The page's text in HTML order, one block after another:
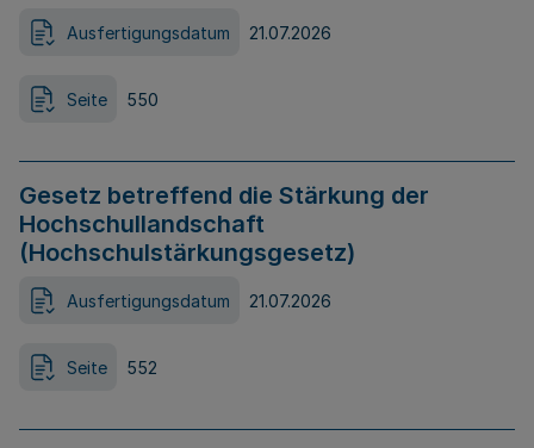
Ausfertigungsdatum 21.07.2026
Seite 550
Gesetz betreffend die Stärkung der
Hochschullandschaft
(Hochschulstärkungsgesetz)
Ausfertigungsdatum 21.07.2026
Seite 552